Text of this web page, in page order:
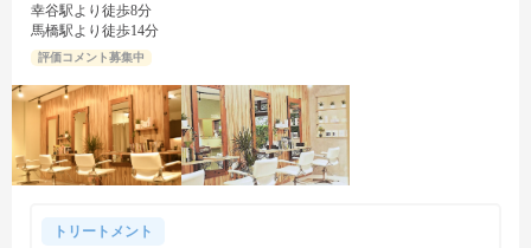
幸谷駅より徒歩8分
馬橋駅より徒歩14分
評価コメント募集中
トリートメント